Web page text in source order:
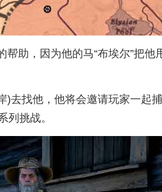
助，因为他的马“布埃尔”把
)去找他，他将会邀请玩家一
列挑战。